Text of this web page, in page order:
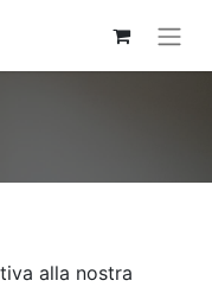
alla nostra